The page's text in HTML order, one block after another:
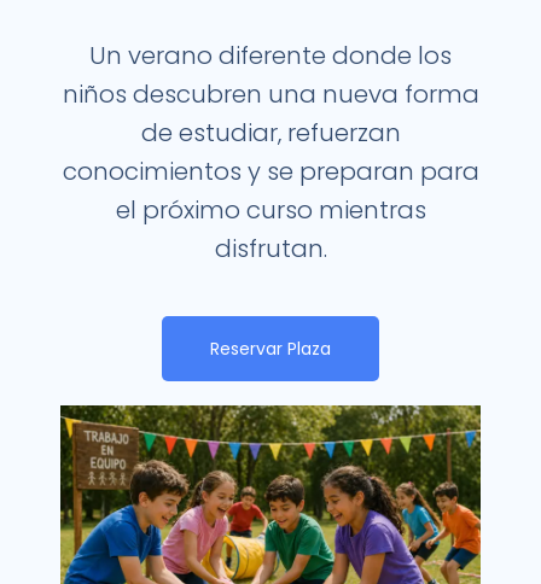
Un verano diferente donde los
niños descubren una nueva forma
de estudiar, refuerzan
conocimientos y se preparan para
el próximo curso mientras
disfrutan.
Reservar Plaza